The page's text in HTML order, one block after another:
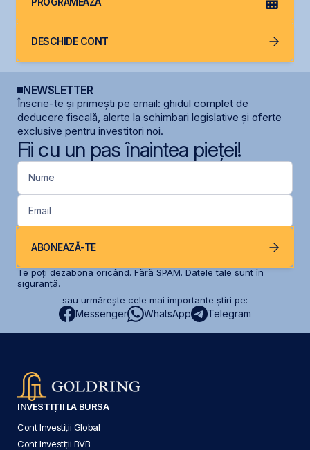
DESCHIDE CONT
NEWSLETTER
Înscrie-te și primești pe email: ghidul complet de
deducere fiscală, alerte la schimbari legislative și oferte
exclusive pentru investitori noi.
Fii cu un pas înaintea pieței!
Nume
Email
ABONEAZĂ-TE
Te poți dezabona oricând. Fără SPAM. Datele tale sunt în
siguranță.
sau urmărește cele mai importante știri pe:
Messenger WhatsApp Telegram
INVESTIȚII LA BURSA
Cont Investiții Global
Cont Investiții BVB